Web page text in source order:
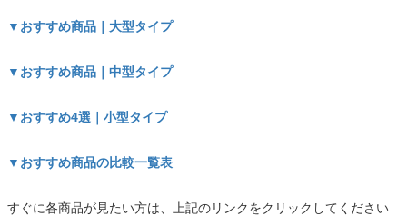
▼おすすめ商品｜大型タイプ
▼おすすめ商品｜中型タイプ
▼おすすめ4選｜小型タイプ
▼おすすめ商品の比較一覧表
すぐに各商品が見たい方は、上記のリンクをクリックしてください